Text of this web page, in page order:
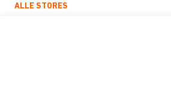
ALLE STORES